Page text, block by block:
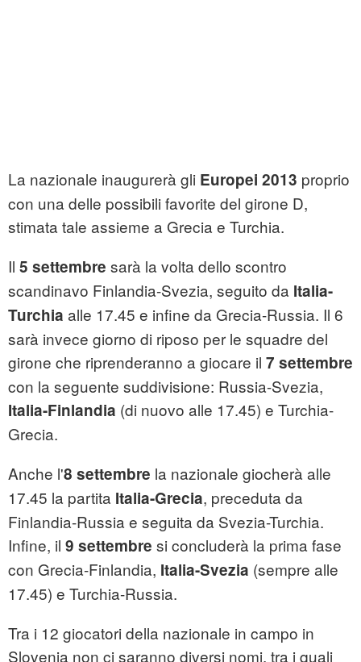
La nazionale inaugurerà gli Europei 2013 proprio
con una delle possibili favorite del girone D,
stimata tale assieme a Grecia e Turchia.
Il 5 settembre sarà la volta dello scontro
scandinavo Finlandia-Svezia, seguito da Italia-
Turchia alle 17.45 e infine da Grecia-Russia. Il 6
sarà invece giorno di riposo per le squadre del
girone che riprenderanno a giocare il 7 settembre
con la seguente suddivisione: Russia-Svezia,
Italia-Finlandia (di nuovo alle 17.45) e Turchia-
Grecia.
Anche l'8 settembre la nazionale giocherà alle
17.45 la partita Italia-Grecia, preceduta da
Finlandia-Russia e seguita da Svezia-Turchia.
Infine, il 9 settembre si concluderà la prima fase
con Grecia-Finlandia, Italia-Svezia (sempre alle
17.45) e Turchia-Russia.
Tra i 12 giocatori della nazionale in campo in
Slovenia non ci saranno diversi nomi, tra i quali